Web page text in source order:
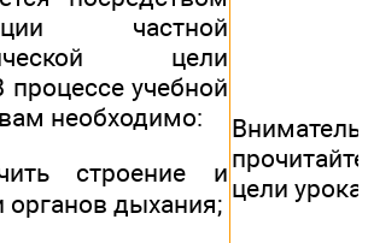
частной
цели
учебной
необходимо:
строение и
органов дыхания;
прочитайте
цели урока.